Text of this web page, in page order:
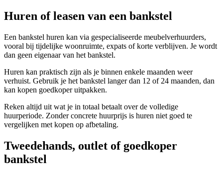
Huren of leasen van een bankstel
Een bankstel huren kan via gespecialiseerde meubelverhuurders,
vooral bij tijdelijke woonruimte, expats of korte verblijven. Je wordt
dan geen eigenaar van het bankstel.
Huren kan praktisch zijn als je binnen enkele maanden weer
verhuist. Gebruik je het bankstel langer dan 12 of 24 maanden, dan
kan kopen goedkoper uitpakken.
Reken altijd uit wat je in totaal betaalt over de volledige
huurperiode. Zonder concrete huurprijs is huren niet goed te
vergelijken met kopen op afbetaling.
Tweedehands, outlet of goedkoper
bankstel